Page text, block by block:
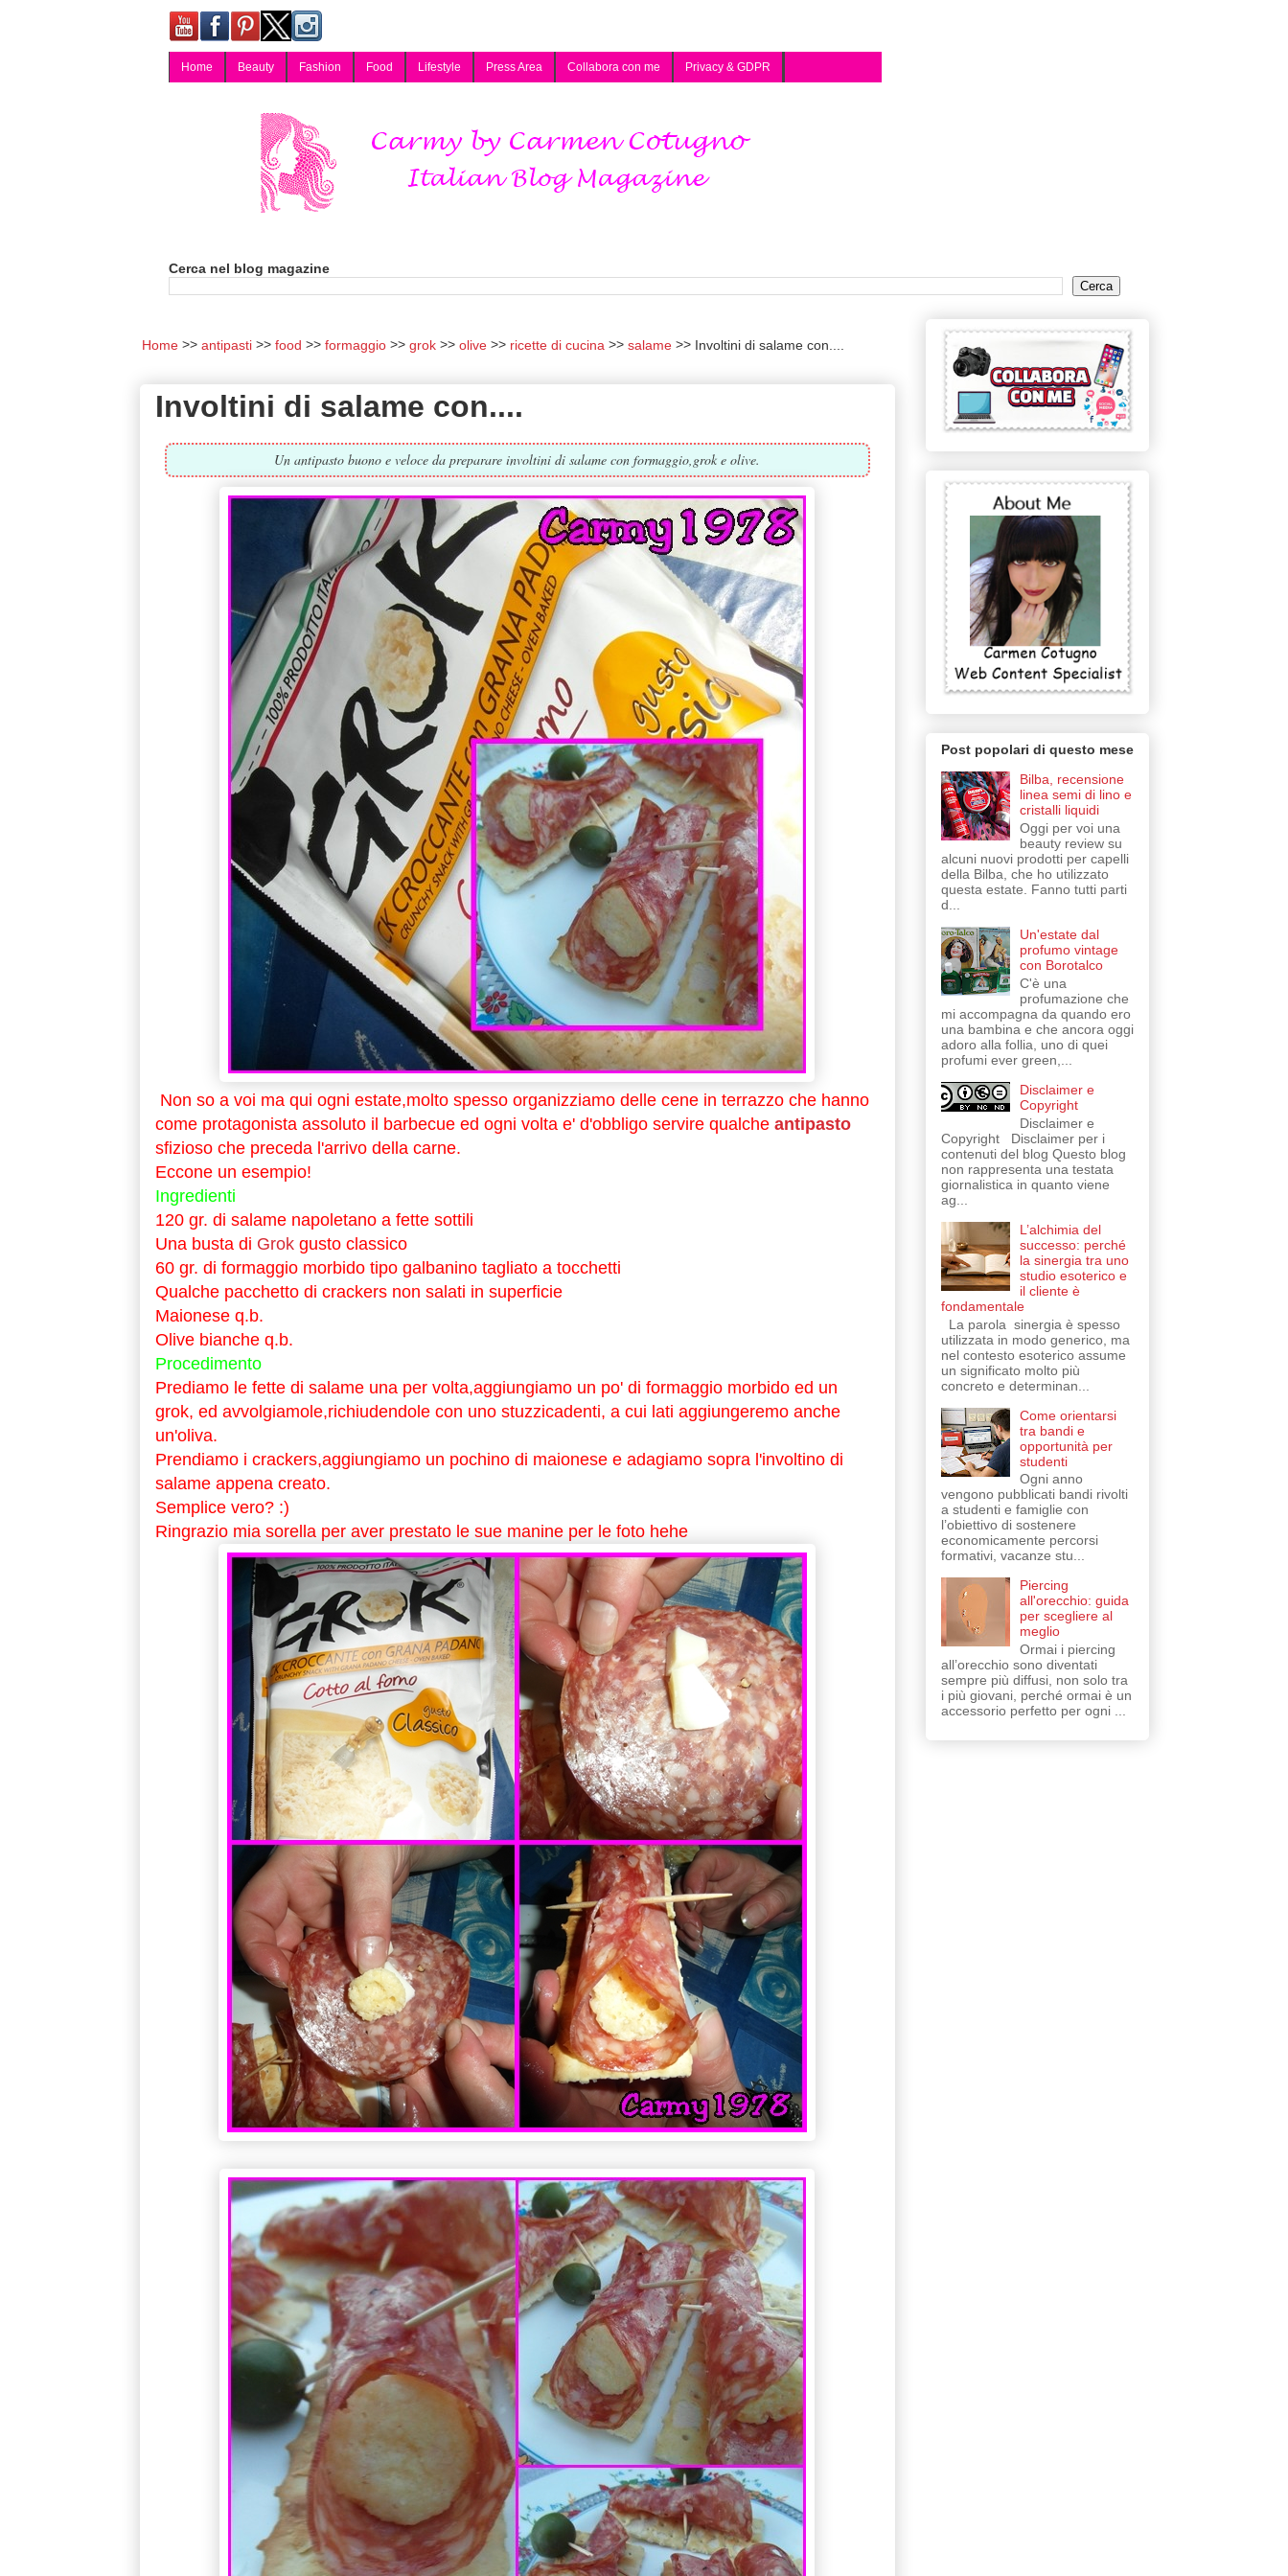
Home Beauty Fashion Food Lifestyle Press Area Collabora con me Privacy & GDPR
Cerca nel blog magazine
Home antipasti food formaggio grok olive ricette di cucina salame Involtini di salame con....
Involtini di salame con....
Un antipasto buono e veloce da preparare involtini di salame con formaggio,grok e olive.
Non so a voi ma qui ogni estate,molto spesso organizziamo delle cene in terrazzo che hanno
come protagonista assoluto il barbecue ed ogni volta e' d'obbligo servire qualche antipasto
sfizioso che preceda l'arrivo della carne.
Eccone un esempio!
Ingredienti
120 gr. di salame napoletano a fette sottili
Una busta di Grok gusto classico
60 gr. di formaggio morbido tipo galbanino tagliato a tocchetti
Qualche pacchetto di crackers non salati in superficie
Maionese q.b.
Olive bianche q.b.
Procedimento
Prediamo le fette di salame una per volta,aggiungiamo un po' di formaggio morbido ed un
grok, ed avvolgiamole,richiudendole con uno stuzzicadenti, a cui lati aggiungeremo anche
un'oliva.
Prendiamo i crackers,aggiungiamo un pochino di maionese e adagiamo sopra l'involtino di
salame appena creato.
Semplice vero? :)
Ringrazio mia sorella per aver prestato le sue manine per le foto hehe
Post popolari di questo mese
Bilba, recensione
linea semi di lino e
cristalli liquidi
Oggi per voi una
beauty review su
alcuni nuovi prodotti per capelli
della Bilba, che ho utilizzato
questa estate. Fanno tutti parti
d...
Un'estate dal
profumo vintage
con Borotalco
C'è una
profumazione che
mi accompagna da quando ero
una bambina e che ancora oggi
adoro alla follia, uno di quei
profumi ever green,...
Disclaimer e
Copyright
Disclaimer e
Copyright Disclaimer per i
contenuti del blog Questo blog
non rappresenta una testata
giornalistica in quanto viene
ag...
L’alchimia del
successo: perché
la sinergia tra uno
studio esoterico e
il cliente è
fondamentale
La parola sinergia è spesso
utilizzata in modo generico, ma
nel contesto esoterico assume
un significato molto più
concreto e determinan...
Come orientarsi
tra bandi e
opportunità per
studenti
Ogni anno
vengono pubblicati bandi rivolti
a studenti e famiglie con
l’obiettivo di sostenere
economicamente percorsi
formativi, vacanze stu...
Piercing
all'orecchio: guida
per scegliere al
meglio
Ormai i piercing
all’orecchio sono diventati
sempre più diffusi, non solo tra
i più giovani, perché ormai è un
accessorio perfetto per ogni ...